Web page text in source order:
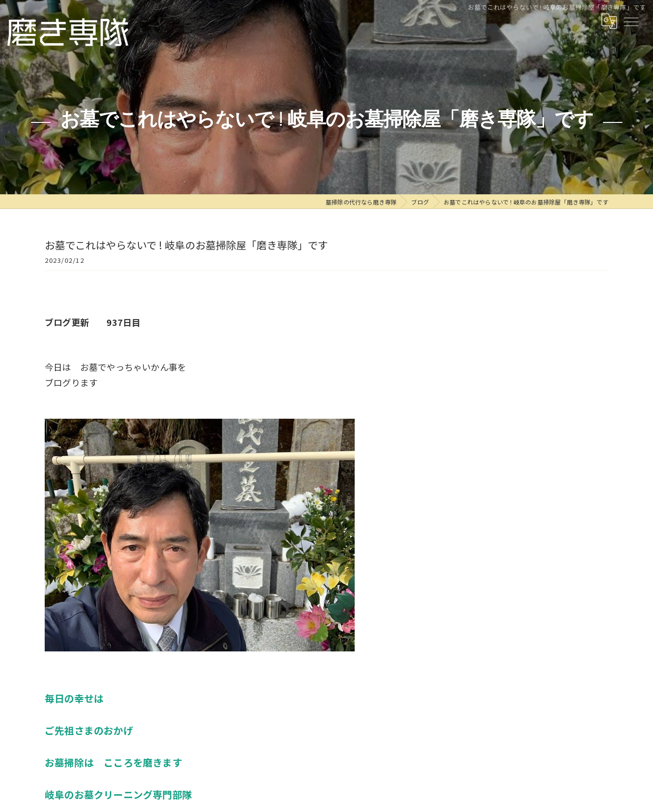
お墓でこれはやらないで ! 岐阜のお墓掃除屋「磨き専隊」です
お墓でこれはやらないで ! 岐阜のお墓掃除屋「磨き専隊」です
墓掃除の代行なら磨き専隊 ブログ お墓でこれはやらないで ! 岐阜のお墓掃除屋「磨き専隊」です
お墓でこれはやらないで ! 岐阜のお墓掃除屋「磨き専隊」です
2023/02/12
ブログ更新 937日目
今日は お墓でやっちゃいかん事を
ブログります
毎日の幸せは
ご先祖さまのおかげ
お墓掃除は こころを磨きます
岐阜のお墓クリーニング専門部隊